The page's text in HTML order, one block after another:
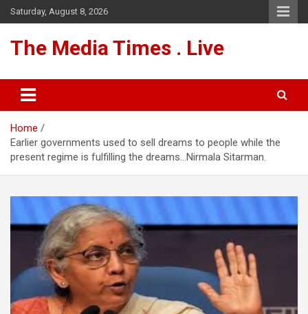
Skip
to
Saturday, August 8, 2026
The Media Times . Live
Home
Earlier governments used to sell dreams to people while the
present regime is fulfilling the dreams…Nirmala Sitarman.